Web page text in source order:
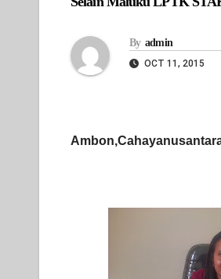
By admin
OCT 11, 2015